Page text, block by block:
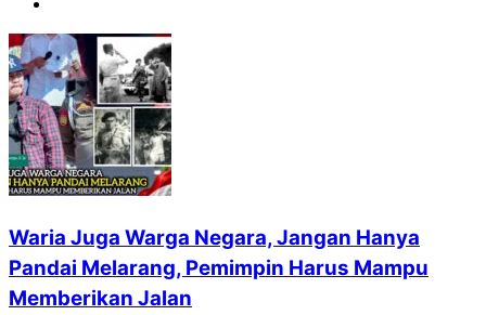
Waria Juga Warga Negara, Jangan Hanya
Pandai Melarang, Pemimpin Harus Mampu
Memberikan Jalan